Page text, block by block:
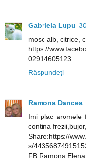
Gabriela Lupu
mosc alb, citrice,
https://
02914605123
Răspundeți
Ramona Dancea
Imi plac aromele
contina
Share:https://
s/
FB:Ramona